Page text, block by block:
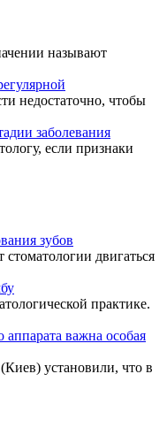
называют
недостаточно, чтобы
заболевания
если признаки
зубов
двигаться
практике.
важна особая
установили, что в